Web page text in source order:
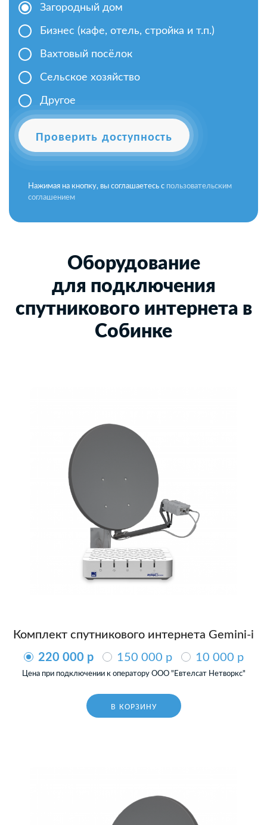
Загородный дом
Бизнес (кафе, отель, стройка и т.п.)
Вахтовый посёлок
Сельское хозяйство
Другое
Проверить доступность
Нажимая на кнопку, вы соглашаетесь с пользовательским
соглашением
Оборудование
для подключения
спутникового интернета в
Собинке
Комплект спутникового интернета Gemini-i
220 000 p
150 000 p 10 000 p
Цена при подключении к оператору ООО "Евтелсат Нетворкс"
В КОРЗИНУ